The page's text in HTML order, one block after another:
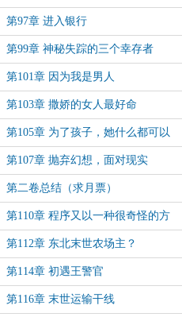
第97章 进入银行
第99章 神秘失踪的三个幸存者
第101章 因为我是男人
第103章 撒娇的女人最好命
第105章 为了孩子，她什么都可以
做
第107章 抛弃幻想，面对现实
第二卷总结（求月票）
第110章 程序又以一种很奇怪的方
式运行起来了
第112章 东北末世农场主？
第114章 初遇王警官
第116章 末世运输干线